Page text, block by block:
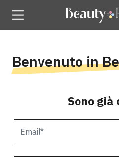
Benvenuto in
Sono già